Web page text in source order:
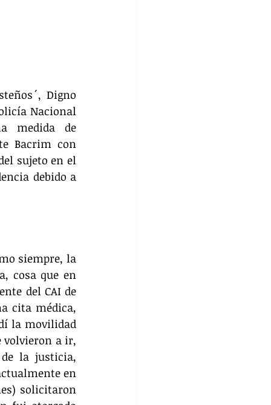
Digno
Nacional
medida de
Bacrim con
sujeto en el
debido a
siempre, la
cosa que en
del CAI de
cita médica,
la movilidad
volvieron a ir,
la justicia,
en
solicitaron